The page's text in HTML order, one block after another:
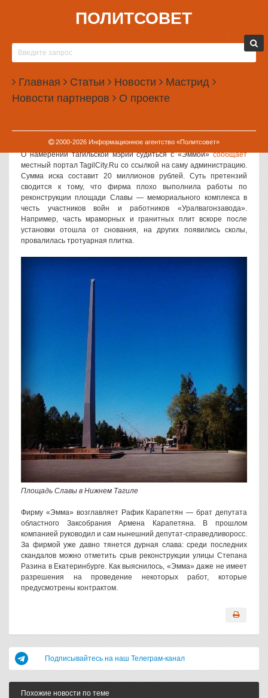
ПОЛИТСОВЕТ
Главная Статьи Новости Мастрид
Новости партнеров О проекте
2000-2026Информационное агентство «Политсовет»
04.07.2014, 15:45
МЭРИЯ НИЖНЕГО ТАГИЛА БУДЕТ СУДИТЬСЯ С
ФИРМОЙ ДЕПУТАТА КАРАПЕТЯНА
Мэрия Нижнего Тагила подала в суд на скандально известную
фирму «Эмма» за некачественную реконструкцию городской
площади Славы. Фирма, уже не раз уличенная в
неудовлетворительном качестве работ, связана с семьей
областного депутата Армена Карапетяна.
О намерении тагильской мэрии судиться с «Эммой»сообщает
местный портал TagilCity.Ru со ссылкой на саму администрацию.
Сумма иска составит 20 миллионов рублей. Суть претензий
сводится к тому, что фирма плохо выполнила работы по
реконструкции площади Славы — мемориального комплекса в
честь участников войн и работников «Уралвагонзавода».
Например, часть мраморных и гранитных плит вскоре после
установки отошла от снования, на других появились сколы,
провалилась тротуарная плитка.
Площадь Славы в Нижнем Тагиле
Фирму «Эмма» возглавляет Рафик Карапетян — брат депутата
областного Заксобрания Армена Карапетяна. В прошлом
компанией руководил и сам нынешний депутат-справедливоросс.
За фирмой уже давно тянется дурная слава: среди последних
скандалов можно отметить срыв реконструкции улицы Степана
Разина в Екатеринбурге. Как выяснилось, «Эмма» даже не имеет
разрешения на проведение некоторых работ, которые
предусмотрены контрактом.
Подписывайтесь на наш Телеграм-канал
Похожие новости по теме